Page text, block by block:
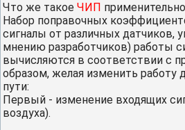
Что же такое ЧИП
Набор поправочных
сигналы от различных датчиков,
мнению разработчиков) работы
вычисляются в соответствии с
образом, желая изменить работу
пути:
Первый - изменение входящих
воздуха).